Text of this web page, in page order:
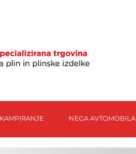
KAMPIRANJE NEGA AVTOMOBILA